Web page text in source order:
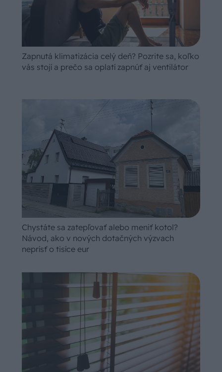
Zapnutá klimatizácia celý deň? Pozrite sa, koľko
vás stojí a prečo sa oplatí zapnúť aj ventilátor
Chystáte sa zatepľovať alebo meniť kotol?
Návod, ako v nových dotačných výzvach
neprísť o tisíce eur